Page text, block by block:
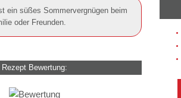
ein süßes Sommervergnügen beim
oder Freunden.
Rezept Bewertung: